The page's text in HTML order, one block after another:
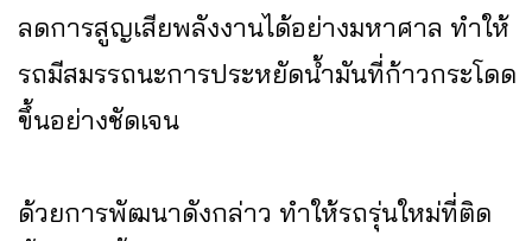
ลดการสูญเสียพลังงานได้อย่างมหาศาล ทำให้
รถมีสมรรถนะการประหยัดน้ำมันที่ก้าวกระโดด
ขึ้นอย่างชัดเจน
ด้วยการพัฒนาดังกล่าว ทำให้รถรุ่นใหม่ที่ติด